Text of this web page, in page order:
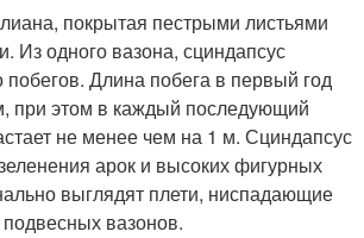
покрытая пестрыми листьями
Из одного вазона, сциндапсус
побегов. Длина побега в первый год
при этом в каждый последующий
не менее чем на 1 м. Сциндапсус
арок и высоких фигурных
выглядят плети, ниспадающие
вазонов.